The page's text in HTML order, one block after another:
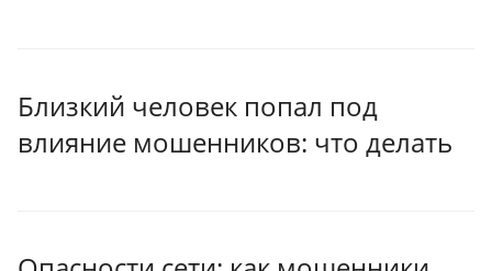
Близкий человек попал под
влияние мошенников: что делать